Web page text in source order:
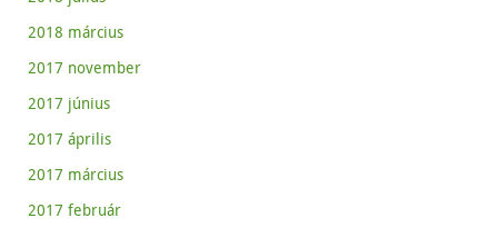
2018 március
2017 november
2017 június
2017 április
2017 március
2017 február